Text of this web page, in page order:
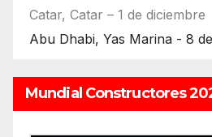
Catar, Catar – 1 de diciembre
Abu Dhabi, Yas Marina - 8
Mundial Constructores